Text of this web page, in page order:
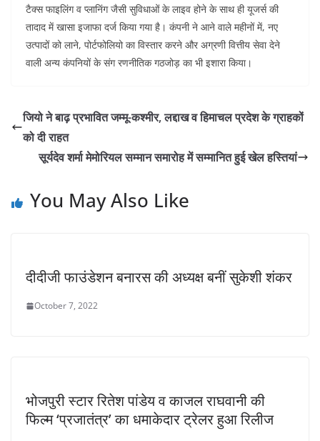
टैक्स फाइलिंग व प्लानिंग जैसी सुविधाओं के लाइव होने के साथ ही यूजर्स की
तादाद में खासा इजाफा दर्ज किया गया है। कंपनी ने आने वाले महीनों में, नए
उत्पादों को लाने, पोर्टफोलियो का विस्तार करने और अग्रणी वित्तीय सेवा देने
वाली अन्य कंपनियों के संग रणनीतिक गठजोड़ का भी इशारा किया।
जियो ने बाढ़ प्रभावित जम्मू-कश्मीर, लद्दाख व हिमाचल प्रदेश के ग्राहकों
को दी राहत
सूर्यदेव शर्मा मेमोरियल सम्मान समारोह में सम्मानित हुई खेल हस्तियां
You May Also Like
दीदीजी फाउंडेशन बनारस की अध्यक्ष बनीं सुकेशी शंकर
October 7, 2022
भोजपुरी स्टार रितेश पांडेय व काजल राघवानी की
फिल्म ‘प्रजातंत्र’ का धमाकेदार ट्रेलर हुआ रिलीज